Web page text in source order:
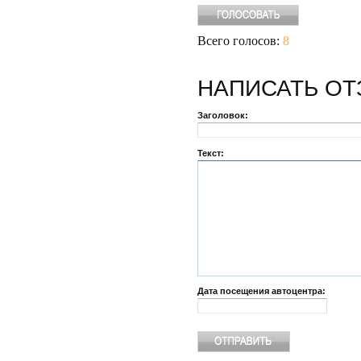
Всего голосов: 8
НАПИСАТЬ
Заголовок:
Текст:
Дата посещения автоцентра: